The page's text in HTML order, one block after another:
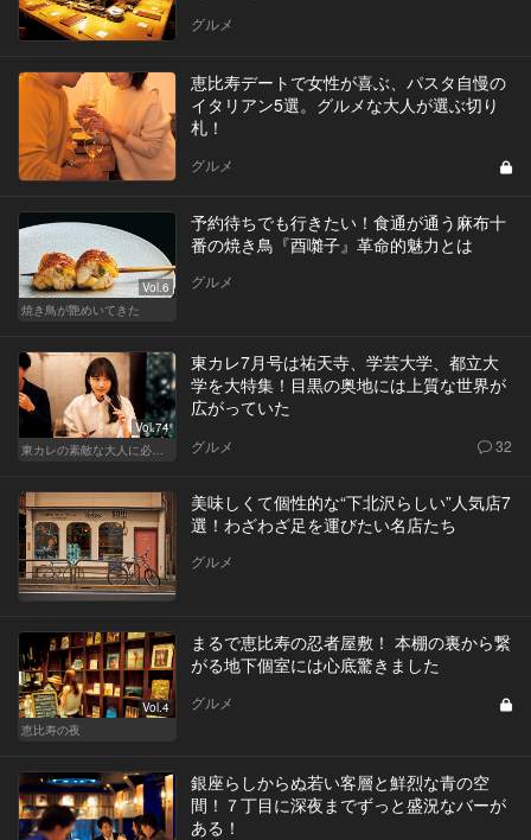
グルメ
恵比寿デートで女性が喜ぶ、パスタ自慢の
イタリアン5選。グルメな大人が選ぶ切り
札！
グルメ
Vol.6
焼き鳥が艶めいてきた
予約待ちでも行きたい！食通が通う麻布十
番の焼き鳥『酉囃子』革命的魅力とは
グルメ
Vol.74
東カレ7月号は祐天寺、学芸大学、都立大
学を大特集！目黒の奥地には上質な世界が
広がっていた
グルメ 32
美味しくて個性的な“下北沢らしい”人気店7
選！わざわざ足を運びたい名店たち
グルメ
Vol.4
恵比寿の夜
まるで恵比寿の忍者屋敷！ 本棚の裏から繋
がる地下個室には心底驚きました
グルメ
銀座らしからぬ若い客層と鮮烈な青の空
間！７丁目に深夜までずっと盛況なバーが
ある！